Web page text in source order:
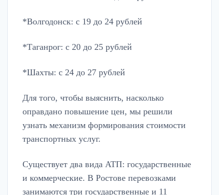
*Волгодонск: с 19 до 24 рублей
*Таганрог: с 20 до 25 рублей
*Шахты: с 24 до 27 рублей
Для того, чтобы выяснить, насколько
оправдано повышение цен, мы решили
узнать механизм формирования стоимости
транспортных услуг.
Существует два вида АТП: государственные
и коммерческие. В Ростове перевозками
занимаются три государственные и 11